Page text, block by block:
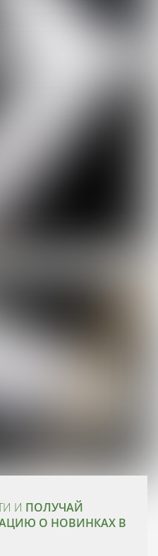
И ПОЛУЧАЙ
О НОВИНКАХ В